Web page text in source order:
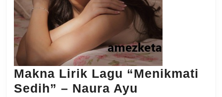
Makna Lirik Lagu “Menikmati
Sedih” – Naura Ayu